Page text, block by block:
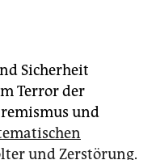
Sicherheit
Terror der
und
und Zerstörung.